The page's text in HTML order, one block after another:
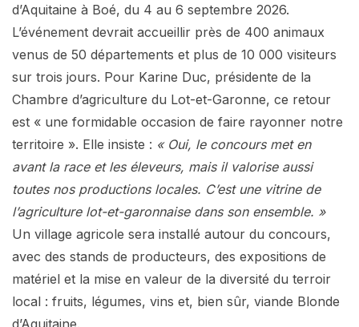
d’Aquitaine à Boé, du 4 au 6 septembre 2026.
L’événement devrait accueillir près de 400 animaux
venus de 50 départements et plus de 10 000 visiteurs
sur trois jours. Pour Karine Duc, présidente de la
Chambre d’agriculture du Lot-et-Garonne, ce retour
est « une formidable occasion de faire rayonner notre
territoire ». Elle insiste : « Oui, le concours met en
avant la race et les éleveurs, mais il valorise aussi
toutes nos productions locales. C’est une vitrine de
l’agriculture lot-et-garonnaise dans son ensemble. »
Un village agricole sera installé autour du concours,
avec des stands de producteurs, des expositions de
matériel et la mise en valeur de la diversité du terroir
local : fruits, légumes, vins et, bien sûr, viande Blonde
d’Aquitaine.